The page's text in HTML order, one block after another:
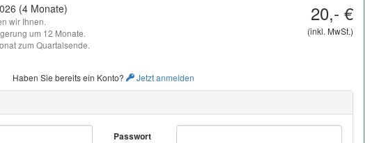
(4 Monate)
wir Ihnen.
um 12 Monate.
zum Quartalsende.
20,- €
(inkl. MwSt.)
Haben Sie bereits ein Konto? Jetzt anmelden
Passwort